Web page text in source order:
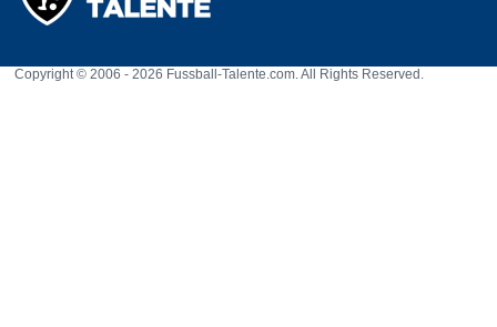
Copyright © 2006 - 2026 Fussball-Talente.com. All Rights Reserved.